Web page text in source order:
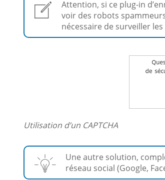
Attention, si ce plug-in
voir des robots
nécessaire de surveiller
Utilisation d’un CAPTCHA
Une autre solution,
réseau social (Google,